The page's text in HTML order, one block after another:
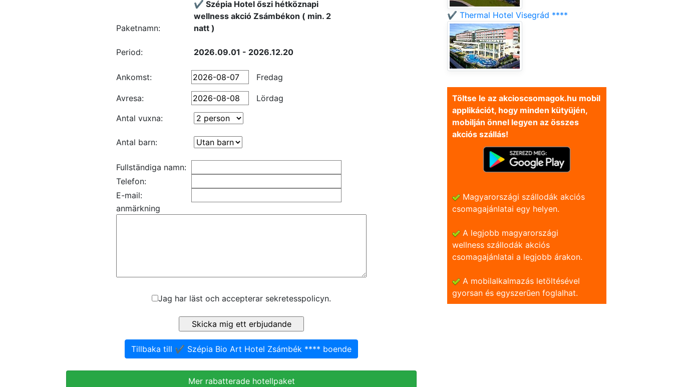
Paketnamn:
✔️ Szépia Hotel őszi hétköznapi
wellness akció Zsámbékon ( min. 2
natt )
Period: 2026.09.01 - 2026.12.20
Ankomst: Fredag
Avresa:
Lördag
Antal vuxna:
Antal barn:
Fullständiga namn:
Telefon:
E-mail:
anmärkning
Jag har läst och accepterar sekretesspolicyn.
Tillbaka till ✔️ Szépia Bio Art Hotel Zsámbék **** boende
Mer rabatterade hotellpaket
✔️ Thermal Hotel Visegrád ****
Töltse le az akcioscsomagok.hu mobil
applikációt, hogy minden kütyüjén,
mobilján önnel legyen az összes
akciós szállás!
Magyarországi szállodák akciós
csomagajánlatai egy helyen.
A legjobb magyarországi
wellness szállodák akciós
csomagajánlatai a legjobb árakon.
A mobilalkalmazás letöltésével
gyorsan és egyszerũen foglalhat.